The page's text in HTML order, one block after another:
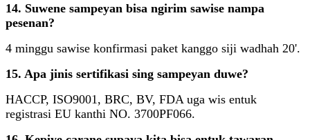
14. Suwene sampeyan bisa ngirim sawise nampa
pesenan?
4 minggu sawise konfirmasi paket kanggo siji wadhah 20'.
15. Apa jinis sertifikasi sing sampeyan duwe?
HACCP, ISO9001, BRC, BV, FDA uga wis entuk
registrasi EU kanthi NO. 3700PF066.